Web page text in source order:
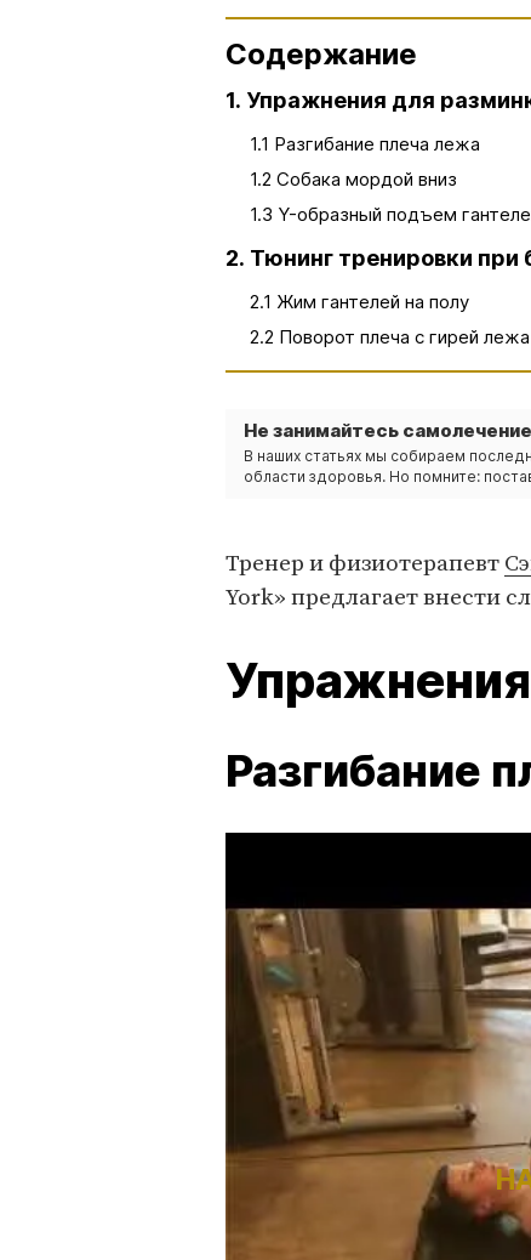
Содержание
1. Упражнения для
1.1 Разгибание плеча лежа
1.2 Собака мордой вниз
1.3 Y-образный подъем
2. Тюнинг тренировки при
2.1 Жим гантелей на полу
2.2 Поворот плеча с гирей лежа
Не занимайтесь
В наших статьях мы собираем
области здоровья. Но помните:
Тренер и физиотерапевт
York» предлагает внести
Разгибание